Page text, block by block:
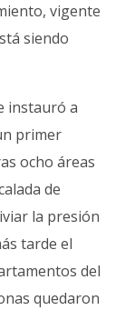
vigente
siendo
instauró a
primer
ocho áreas
de
la presión
tarde el
del
quedaron